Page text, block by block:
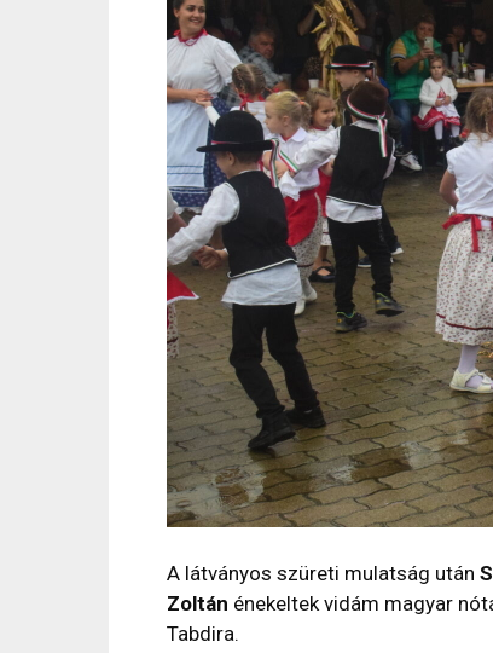
A látványos szüreti mulatság után
Zoltán énekeltek vidám magyar
Tabdira.